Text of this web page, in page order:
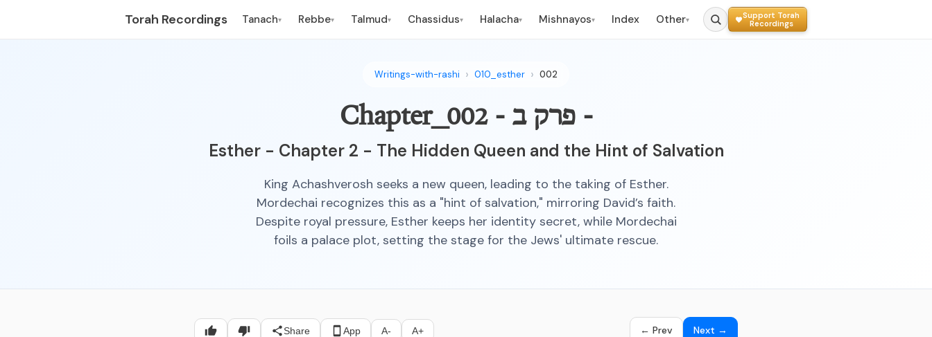
Torah Recordings Tanach▾ Rebbe▾ Talmud▾ Chassidus▾ Halacha▾ Mishnayos▾ Index Other▾
Support Torah
Recordings
Writings-with-rashi 010_esther 002
Chapter_002 - פרק ב -
Esther - Chapter 2 - The Hidden Queen and the Hint of Salvation
King Achashverosh seeks a new queen, leading to the taking of Esther.
Mordechai recognizes this as a "hint of salvation," mirroring David’s faith.
Despite royal pressure, Esther keeps her identity secret, while Mordechai
foils a palace plot, setting the stage for the Jews' ultimate rescue.
Share App A- A+ ← Prev Next →